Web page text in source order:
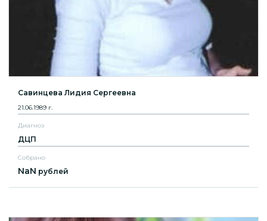
Савинцева Лидия Сергеевна
21.06.1989 г.
Диагноз
ДЦП
Собрано
NaN рублей